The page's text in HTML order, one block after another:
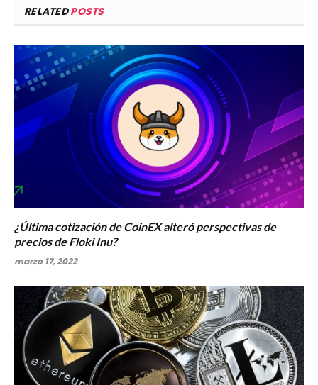
RELATEDPOSTS
¿Última cotización de CoinEX alteró perspectivas de
precios de Floki Inu?
marzo 17, 2022